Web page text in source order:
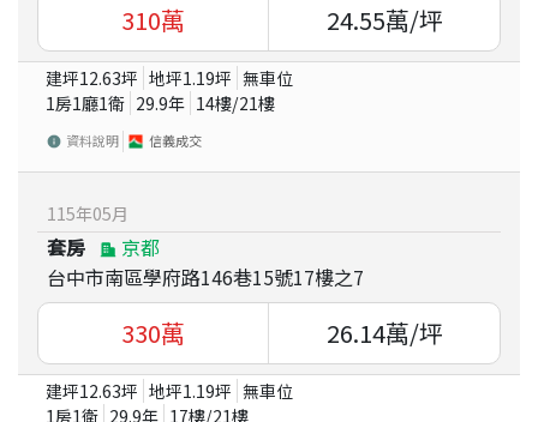
310萬 24.55萬/坪
建坪12.63坪 地坪1.19坪 無車位
1房1廳1衛 29.9年 14樓/21樓
資料說明 信義成交
115年05月
套房
京都
台中市南區學府路146巷15號17樓之7
330萬 26.14萬/坪
建坪12.63坪 地坪1.19坪 無車位
1房1衛 29.9年 17樓/21樓